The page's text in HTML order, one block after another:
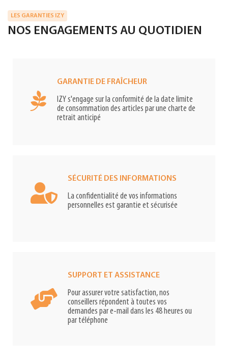
LES GARANTIES IZY
NOS ENGAGEMENTS AU QUOTIDIEN
GARANTIE DE FRAÎCHEUR
IZY s'engage sur la conformité de la date limite
de consommation des articles par une charte de
retrait anticipé
SÉCURITÉ DES INFORMATIONS
La confidentialité de vos informations
personnelles est garantie et sécurisée
SUPPORT ET ASSISTANCE
Pour assurer votre satisfaction, nos
conseillers répondent à toutes vos
demandes par e-mail dans les 48 heures ou
par téléphone